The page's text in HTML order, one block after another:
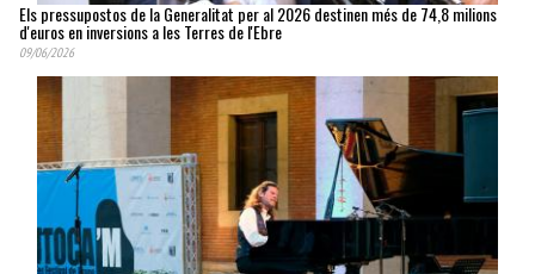
Els pressupostos de la Generalitat per al 2026 destinen més de 74,8 milions
d'euros en inversions a les Terres de l'Ebre
09/06/2026